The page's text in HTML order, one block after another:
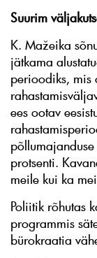
Suurim
K. Mažeika
jätkama
perioodiks, mis
ees ootav
protsenti.
meile kui ka
Poliitik rõhutas
programmis
bürokraatia